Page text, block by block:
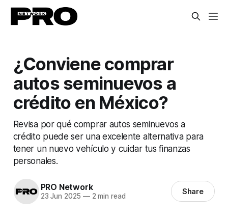
¿Conviene comprar
autos seminuevos a
crédito en México?
Revisa por qué comprar autos seminuevos a
crédito puede ser una excelente alternativa para
tener un nuevo vehículo y cuidar tus finanzas
personales.
PRO Network
23 Jun 2025 —2 min read Share